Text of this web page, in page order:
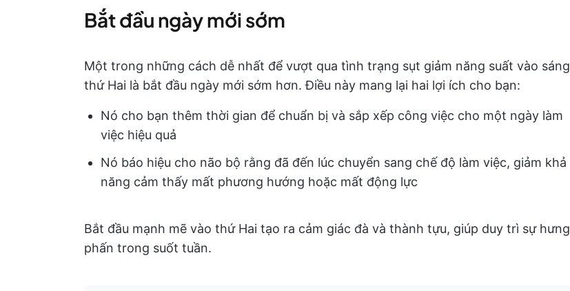
Bắt đầu ngày mới sớm
Một trong những cách dễ nhất để vượt qua tình trạng sụt giảm năng suất vào sáng
thứ Hai là bắt đầu ngày mới sớm hơn. Điều này mang lại hai lợi ích cho bạn:
Nó cho bạn thêm thời gian để chuẩn bị và sắp xếp công việc cho một ngày làm
việc hiệu quả
Nó báo hiệu cho não bộ rằng đã đến lúc chuyển sang chế độ làm việc, giảm khả
năng cảm thấy mất phương hướng hoặc mất động lực
Bắt đầu mạnh mẽ vào thứ Hai tạo ra cảm giác đà và thành tựu, giúp duy trì sự hưng
phấn trong suốt tuần.